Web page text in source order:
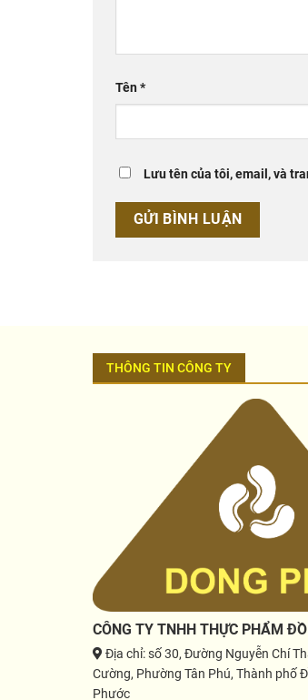
Tên*
Lưu tên của tôi, email, và
THÔNG TIN CÔNG TY
CÔNG TY TNHH THỰC PHẨM
Địa chỉ: số 30, Đường Nguyễn Chí
Cường, Phường Tân Phú, Thành phố
Phước